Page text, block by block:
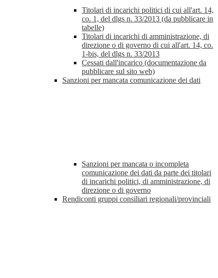
Titolari di incarichi politici di cui all'art. 14,
co. 1, del dlgs n. 33/2013 (da pubblicare in
tabelle)
Titolari di incarichi di amministrazione, di
direzione o di governo di cui all'art. 14, co.
1-bis, del dlgs n. 33/2013
Cessati dall'incarico (documentazione da
pubblicare sul sito web)
Sanzioni per mancata comunicazione dei dati
Sanzioni per mancata o incompleta
comunicazione dei dati da parte dei titolari
di incarichi politici, di amministrazione, di
direzione o di governo
Rendiconti gruppi consiliari regionali/provinciali